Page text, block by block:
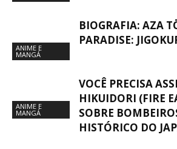
ANIME E
MANGÁ
BIOGRAFIA: AZA
PARADISE:
ANIME E
MANGÁ
VOCÊ PRECISA
HIKUIDORI (FIRE
SOBRE
HISTÓRICO DO